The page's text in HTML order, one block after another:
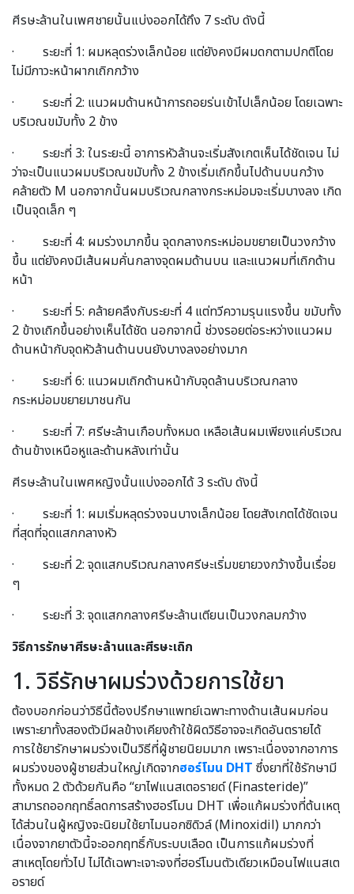
ศีรษะล้านในเพศชายนั้นแบ่งออกได้ถึง 7 ระดับ ดังนี้
· ระยะที่ 1: ผมหลุดร่วงเล็กน้อย แต่ยังคงมีผมดกตามปกติโดย
ไม่มีภาวะหน้าผากเถิกกว้าง
· ระยะที่ 2: แนวผมด้านหน้าการถอยร่นเข้าไปเล็กน้อย โดยเฉพาะ
บริเวณขมับทั้ง 2 ข้าง
· ระยะที่ 3: ในระยะนี้ อาการหัวล้านจะเริ่มสังเกตเห็นได้ชัดเจน ไม่
ว่าจะเป็นแนวผมบริเวณขมับทั้ง 2 ข้างเริ่มเถิกขึ้นไปด้านบนกว้าง
คล้ายตัว M นอกจากนั้นผมบริเวณกลางกระหม่อมจะเริ่มบางลง เกิด
เป็นจุดเล็ก ๆ
· ระยะที่ 4: ผมร่วงมากขึ้น จุดกลางกระหม่อมขยายเป็นวงกว้าง
ขึ้น แต่ยังคงมีเส้นผมคั่นกลางจุดผมด้านบน และแนวผมที่เถิกด้าน
หน้า
· ระยะที่ 5: คล้ายคลึงกับระยะที่ 4 แต่ทวีความรุนแรงขึ้น ขมับทั้ง
2 ข้างเถิกขึ้นอย่างเห็นได้ชัด นอกจากนี้ ช่วงรอยต่อระหว่างแนวผม
ด้านหน้ากับจุดหัวล้านด้านบนยังบางลงอย่างมาก
· ระยะที่ 6: แนวผมเถิกด้านหน้ากับจุดล้านบริเวณกลาง
กระหม่อมขยายมาชนกัน
· ระยะที่ 7: ศรีษะล้านเกือบทั้งหมด เหลือเส้นผมเพียงแค่บริเวณ
ด้านข้างเหนือหูและด้านหลังเท่านั้น
ศีรษะล้านในเพศหญิงนั้นแบ่งออกได้ 3 ระดับ ดังนี้
· ระยะที่ 1: ผมเริ่มหลุดร่วงจนบางเล็กน้อย โดยสังเกตได้ชัดเจน
ที่สุดที่จุดแสกกลางหัว
· ระยะที่ 2: จุดแสกบริเวณกลางศรีษะเริ่มขยายวงกว้างขึ้นเรื่อย
ๆ
· ระยะที่ 3: จุดแสกกลางศรีษะล้านเตียนเป็นวงกลมกว้าง
วิธีการรักษาศีรษะล้านและศีรษะเถิก
1. วิธีรักษาผมร่วงด้วยการใช้ยา
ต้องบอกก่อนว่าวิธีนี้ต้องปรึกษาแพทย์เฉพาะทางด้านเส้นผมก่อน
เพราะยาทั้งสองตัวมีผลข้างเคียงถ้าใช้ผิดวิธีอาจจะเกิดอันตรายได้
การใช้ยารักษาผมร่วงเป็นวิธีที่ผู้ชายนิยมมาก เพราะเนื่องจากอาการ
ผมร่วงของผู้ชายส่วนใหญ่เกิดจากฮอร์โมน DHT ซึ่งยาที่ใช้รักษามี
ทั้งหมด 2 ตัวด้วยกันคือ “ยาไฟแนสเตอรายด์ (Finasteride)”
สามารถออกฤทธิ์ลดการสร้างฮอร์โมน DHT เพื่อแก้ผมร่วงที่ต้นเหตุ
ได้ส่วนในผู้หญิงจะนิยมใช้ยาไมนอกซิดิวล์ (Minoxidil) มากกว่า
เนื่องจากยาตัวนี้จะออกฤทธิ์กับระบบเลือด เป็นการแก้ผมร่วงที่
สาเหตุโดยทั่วไป ไม่ได้เฉพาะเจาะจงที่ฮอร์โมนตัวเดียวเหมือนไฟแนสเต
อรายด์